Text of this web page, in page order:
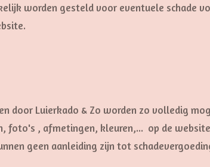
worden gesteld voor eventuele schade
door Luierkado & Zo worden zo volledig
foto's , afmetingen, kleuren,... op de
geen aanleiding zijn tot